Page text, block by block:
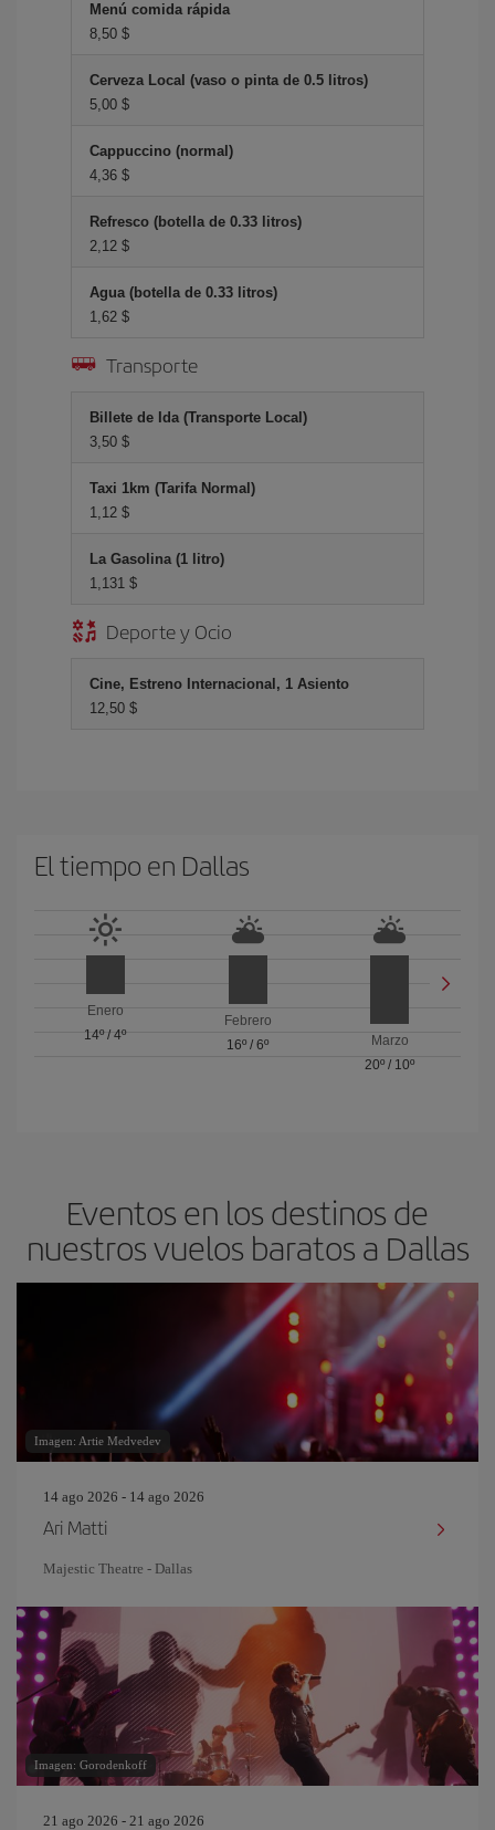
Menú comida rápida
8,50 $
Cerveza Local (vaso o pinta de 0.5 litros)
5,00 $
Cappuccino (normal)
4,36 $
Refresco (botella de 0.33 litros)
2,12 $
Agua (botella de 0.33 litros)
1,62 $
Transporte
Billete de Ida (Transporte Local)
3,50 $
Taxi 1km (Tarifa Normal)
1,12 $
La Gasolina (1 litro)
1,131 $
Deporte y Ocio
Cine, Estreno Internacional, 1 Asiento
12,50 $
El tiempo en Dallas
Enero
14º/4º
Febrero
16º / 6º
Marzo
20º / 10º
Eventos en los destinos de
nuestros vuelos baratos a Dallas
Imagen: Artie Medvedev
14 ago 2026 - 14 ago 2026
Ari Matti
Majestic Theatre - Dallas
Imagen: Gorodenkoff
21 ago 2026 - 21 ago 2026